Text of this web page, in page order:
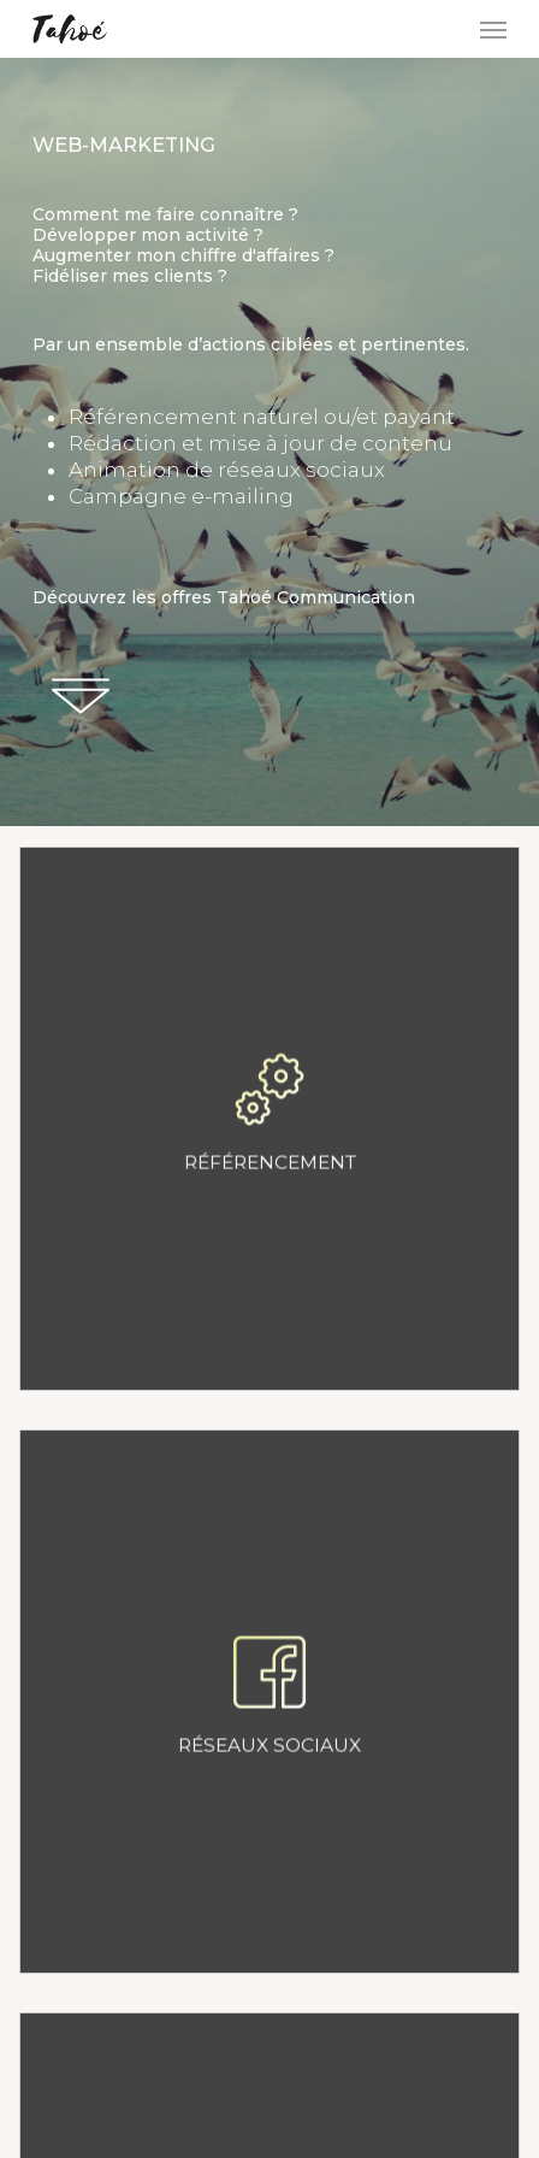
Skip
main
WEB-MARKETING
Comment me faire connaître ?
Développer mon activité ?
Augmenter mon chiffre d'affaires ?
Fidéliser mes clients ?
Par un ensemble d’actions ciblées et pertinentes.
Référencement naturel ou/et payant
Rédaction et mise à jour de contenu
Animation de réseaux sociaux
Campagne e-mailing
Découvrez les offres Tahoé Communication
RÉFÉRENCEMENT
à partir 500€ ht
Analyse et conseil
Optimisation du contenu
rédactionnel existant
Optimisation des liens
RÉSEAUX SOCIAUX
Choix des réseaux sociaux
Définition d’une ligne
éditoriale